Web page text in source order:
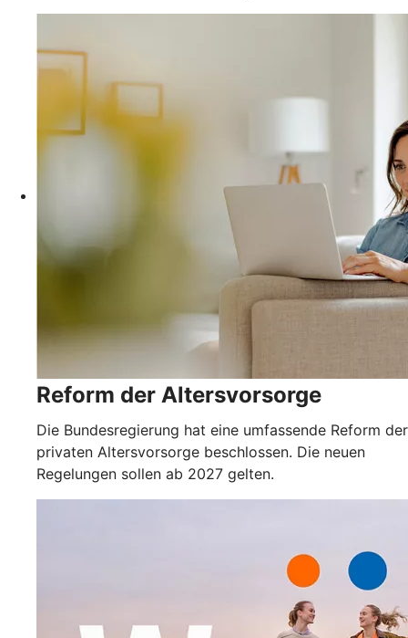
Reform der Altersvorsorge
Die Bundesregierung hat eine umfassende Reform der
privaten Altersvorsorge beschlossen. Die neuen
Regelungen sollen ab 2027 gelten.